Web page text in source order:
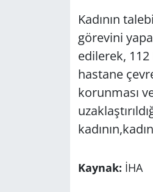
Kadının
görevini
edilerek, 112
hastane
korunması
Kaynak: İHA